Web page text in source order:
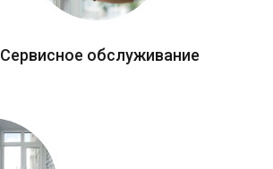
Сервисное обслуживание